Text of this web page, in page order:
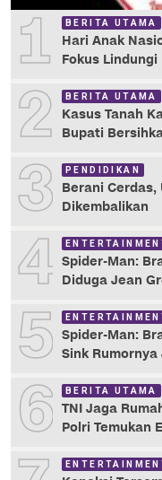
1 BERITA UTAMA
Hari Anak
Fokus
2 BERITA UTAMA
Kasus Tanah
Bupati
3 PENDIDIKAN
Berani Cerdas,
Dikembalikan
4
Spider-Man:
Diduga Jean
5
Spider-Man:
Sink Rumornya
6 BERITA UTAMA
TNI Jaga
Polri Temukan